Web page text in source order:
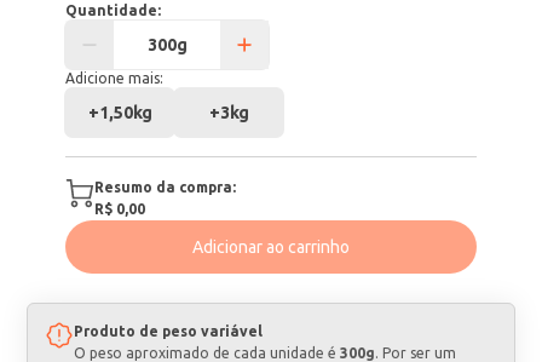
Quantidade:
Adicione mais:
+1,50kg +3kg
Resumo da compra:
R$ 0,00
Adicionar ao carrinho
Produto de peso variável
O peso aproximado de cada unidade é 300g. Por ser um